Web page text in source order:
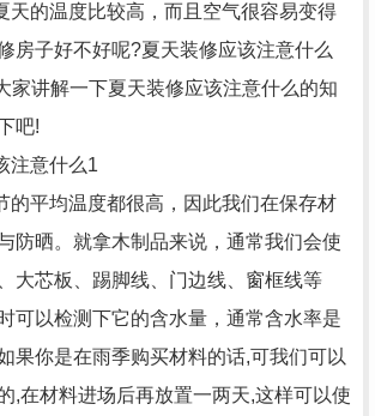
的温度比较高，而且空气很容易变得
房子好不好呢?夏天装修应该注意什么
家讲解一下夏天装修应该注意什么的知
吧!
注意什么1
的平均温度都很高，因此我们在保存材
防晒。就拿木制品来说，通常我们会使
大芯板、踢脚线、门边线、窗框线等
可以检测下它的含水量，通常含水率是
果你是在雨季购买材料的话,可我们可以
,在材料进场后再放置一两天,这样可以使